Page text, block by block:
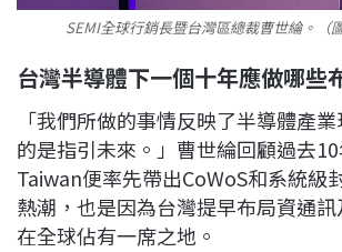
SEMI全球行銷長暨台灣區總裁曹世綸。（
台灣半導體下一個十年應做哪些
「我們所做的事情反映了半導體產
的是指引未來。」曹世綸回顧過去10
Taiwan便率先帶出CoWoS和系統級
熱潮，也是因為台灣提早布局資通
在全球佔有一席之地。